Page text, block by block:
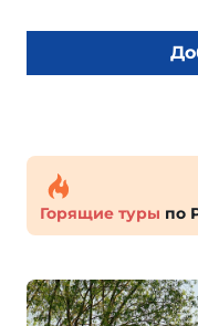
Горящие туры по